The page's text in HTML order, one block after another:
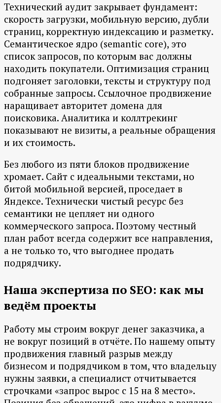
Технический аудит закрывает фундамент:
скорость загрузки, мобильную версию, дубли
страниц, корректную индексацию и разметку.
Семантическое ядро (semantic core), это
список запросов, по которым вас должны
находить покупатели. Оптимизация страниц
подгоняет заголовки, тексты и структуру под
собранные запросы. Ссылочное продвижение
наращивает авторитет домена для
поисковика. Аналитика и коллтрекинг
показывают не визиты, а реальные обращения
и их стоимость.
Без любого из пяти блоков продвижение
хромает. Сайт с идеальными текстами, но
битой мобильной версией, проседает в
Яндексе. Технически чистый ресурс без
семантики не цепляет ни одного
коммерческого запроса. Поэтому честный
план работ всегда содержит все направления,
а не только то, что выгоднее продать
подрядчику.
Наша экспертиза по SEO: как мы
ведём проекты
Работу мы строим вокруг денег заказчика, а
не вокруг позиций в отчёте. По нашему опыту
продвижения главный разрыв между
бизнесом и подрядчиком в том, что владельцу
нужны заявки, а специалист отчитывается
строчками «запрос вырос с 15 на 8 место».